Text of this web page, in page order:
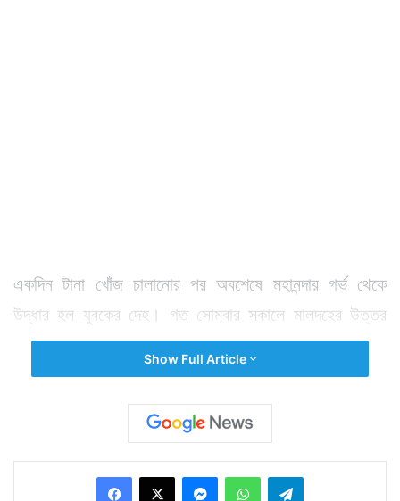
একদিন টানা খোঁজ চালানোর পর অবশেষে মহানন্দার গর্ভ থেকে
উদ্ধার হল যুবকের দেহ। গত সোমবার সকালে মালদহের উত্তর
বালুচর এলাকায় মহানন্দার জলে স্নান করতে নেমেছিলেন সৌরভ দেব
নামে এক যুবক। স্থানীয়দের দাবি, স্নান করতে করতেই সম্ভবত
জলে তলিয়ে যান তিনি। দীর্ঘক্ষণ জল থেকে না ওঠায় শুরু হয় তাঁর
খোঁজে তল্লাশি। উদ্ধারকারীরা তন্নতন্ন করে মহানন্দায় খোঁজ শুরু
করেন। কিন্তু কোথাও দেহ পাওয়া যায়নি।
Show Full Article